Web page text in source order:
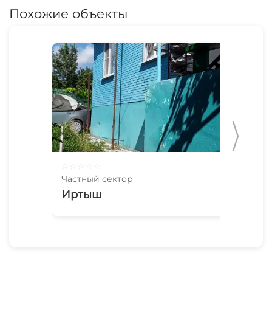
Похожие объекты
Частный сектор
Иртыш